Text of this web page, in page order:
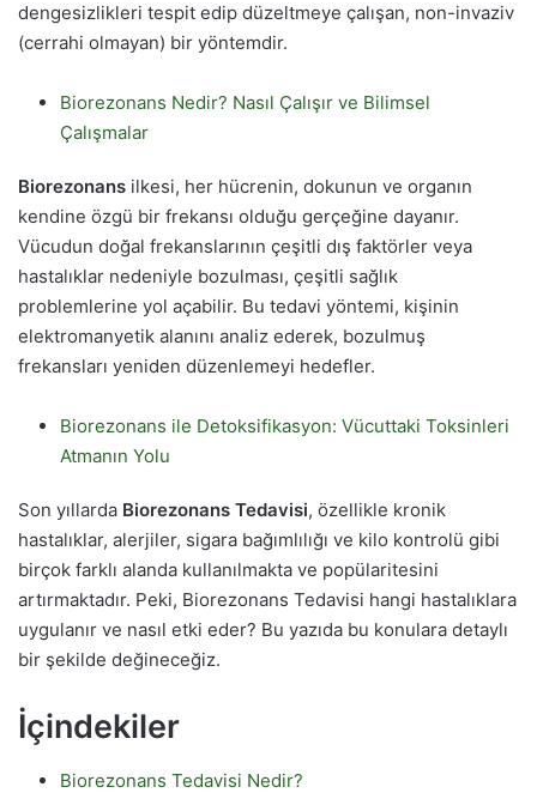
dengesizlikleri tespit edip düzeltmeye çalışan, non-invaziv
(cerrahi olmayan) bir yöntemdir.
Biorezonans Nedir? Nasıl Çalışır ve Bilimsel
Çalışmalar
Biorezonans ilkesi, her hücrenin, dokunun ve organın
kendine özgü bir frekansı olduğu gerçeğine dayanır.
Vücudun doğal frekanslarının çeşitli dış faktörler veya
hastalıklar nedeniyle bozulması, çeşitli sağlık
problemlerine yol açabilir. Bu tedavi yöntemi, kişinin
elektromanyetik alanını analiz ederek, bozulmuş
frekansları yeniden düzenlemeyi hedefler.
Biorezonans ile Detoksifikasyon: Vücuttaki Toksinleri
Atmanın Yolu
Son yıllarda Biorezonans Tedavisi, özellikle kronik
hastalıklar, alerjiler, sigara bağımlılığı ve kilo kontrolü gibi
birçok farklı alanda kullanılmakta ve popülaritesini
artırmaktadır. Peki, Biorezonans Tedavisi hangi hastalıklara
uygulanır ve nasıl etki eder? Bu yazıda bu konulara detaylı
bir şekilde değineceğiz.
İçindekiler
Biorezonans Tedavisi Nedir?